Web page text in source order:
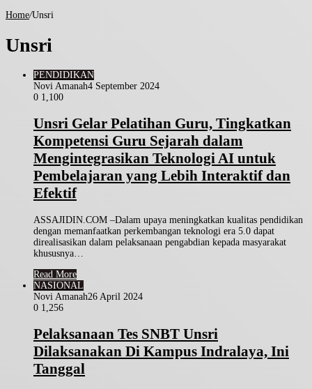
Home/Unsri
Unsri
PENDIDIKAN
Novi Amanah4 September 2024
0 1,100
Unsri Gelar Pelatihan Guru, Tingkatkan
Kompetensi Guru Sejarah dalam
Mengintegrasikan Teknologi AI untuk
Pembelajaran yang Lebih Interaktif dan
Efektif
ASSAJIDIN.COM –Dalam upaya meningkatkan kualitas pendidikan
dengan memanfaatkan perkembangan teknologi era 5.0 dapat
direalisasikan dalam pelaksanaan pengabdian kepada masyarakat
khususnya…
Read More
NASIONAL
Novi Amanah26 April 2024
0 1,256
Pelaksanaan Tes SNBT Unsri
Dilaksanakan Di Kampus Indralaya, Ini
Tanggal